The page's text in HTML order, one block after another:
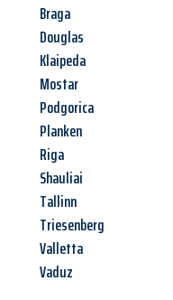
Braga
Douglas
Klaipeda
Mostar
Podgorica
Planken
Riga
Shauliai
Tallinn
Triesenberg
Valletta
Vaduz